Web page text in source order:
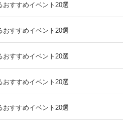
すすめイベント20選
すすめイベント20選
すすめイベント20選
すすめイベント20選
すすめイベント20選